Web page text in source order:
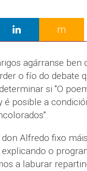
m
agárranse ben
o fío do debate
si "O
é posible a
Alfredo fixo
o
a laburar